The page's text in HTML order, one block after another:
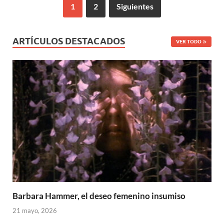
1 2 Siguientes
ARTÍCULOS DESTACADOS VER TODO
Barbara Hammer, el deseo femenino insumiso
21 mayo, 2026